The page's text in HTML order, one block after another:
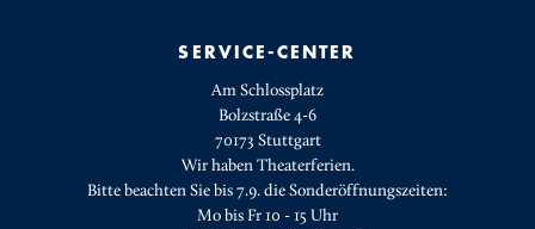
SERVICE-CENTER
Am Schlossplatz
Bolzstraße 4-6
70173 Stuttgart
Wir haben Theaterferien.
Bitte beachten Sie bis 7.9. die Sonderöffnungszeiten:
Mo bis Fr 10 - 15 Uhr